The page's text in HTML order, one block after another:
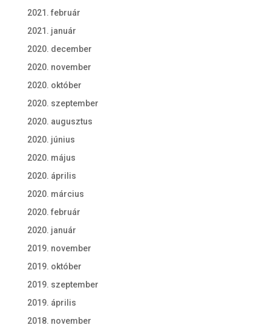
2021. február
2021. január
2020. december
2020. november
2020. október
2020. szeptember
2020. augusztus
2020. június
2020. május
2020. április
2020. március
2020. február
2020. január
2019. november
2019. október
2019. szeptember
2019. április
2018. november